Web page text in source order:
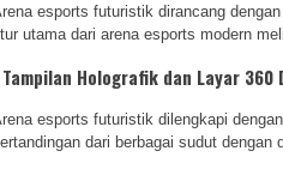
esports futuristik dirancang
utama dari arena esports modern
Tampilan Holografik dan Layar 360
esports futuristik dilengkapi
dari berbagai sudut dengan